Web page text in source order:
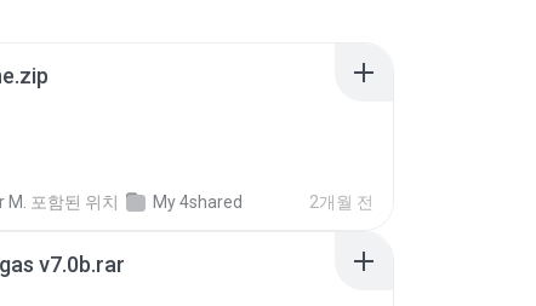
포함된 위치 My 4shared 2개월 전
v7.0b.rar